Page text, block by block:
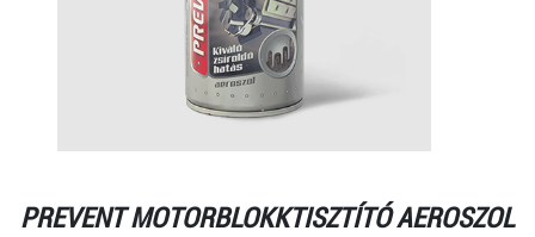
PREVENT MOTORBLOKKTISZTÍTÓ AEROSZOL